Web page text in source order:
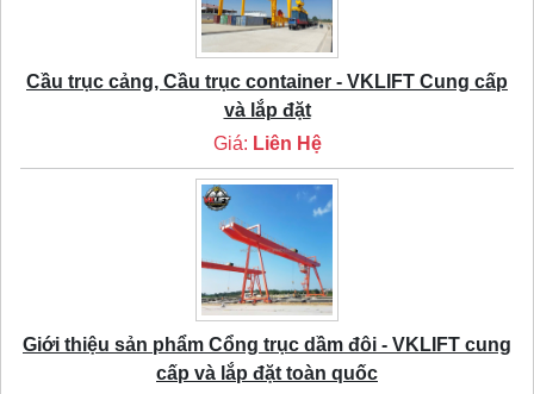
Cầu trục cảng, Cầu trục container - VKLIFT Cung cấp
và lắp đặt
Giá: Liên Hệ
Giới thiệu sản phẩm Cổng trục dầm đôi - VKLIFT cung
cấp và lắp đặt toàn quốc